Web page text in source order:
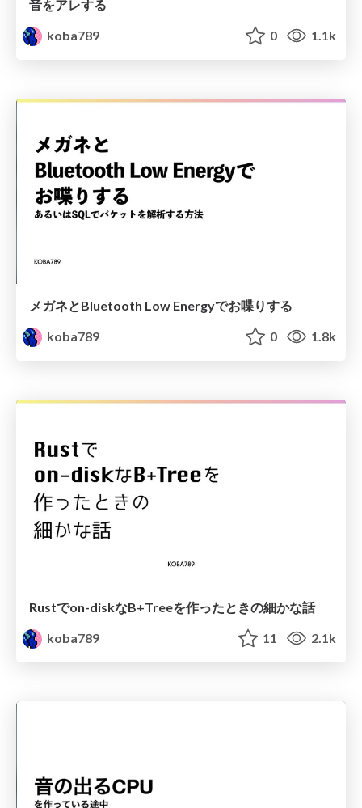
音をアレする
koba789
0 1.1k
メガネとBluetooth Low Energyでお喋りする
koba789
0 1.8k
Rustでon-diskなB+Treeを作ったときの細かな話
koba789
11 2.1k